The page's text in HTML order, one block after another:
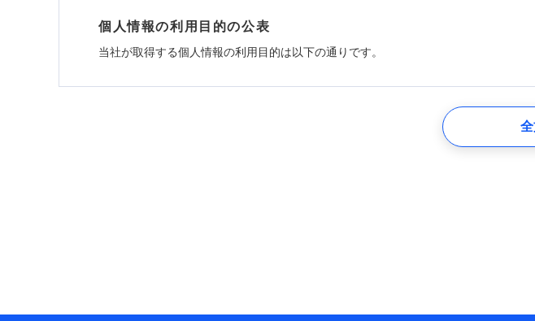
個人情報の利用目的の公表
当社が取得する個人情報の利用目的は以下の通りです。
郵便、電話、およびＥメール等により、当社と取引のあるもしくは委託を受けてい
め、また維持管理等の委託業務遂行のため、またそれらに付帯、関連する当社およ